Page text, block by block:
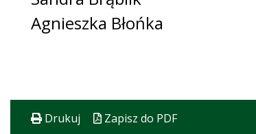
Agnieszka Błońka
Drukuj Zapisz do PDF